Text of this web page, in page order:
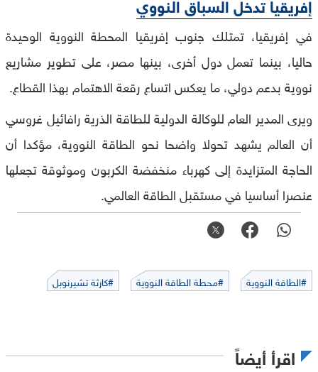
في إفريقيا، تمتلك جنوب إفريقيا المحطة النووية الوحيدة
حاليا، بينما تعمل دول أخرى، بينها مصر، على تطوير مشاريع
نووية بدعم دولي، ما يعكس اتساع رقعة الاهتمام بهذا القطاع.
ويرى المدير العام للوكالة الدولية للطاقة الذرية رافائيل غروسي
أن العالم يشهد تحولا واضحا نحو الطاقة النووية، مؤكدا أن
الحاجة المتزايدة إلى كهرباء منخفضة الكربون وموثوقة تجعلها
عنصرا أساسيا في مستقبل الطاقة العالمي.
#الطاقة النووية #محطة الطاقة النووية #كارثة تشيرنوبل
اقرأ أيضاً